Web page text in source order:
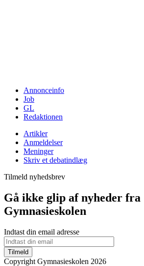
Annonceinfo
Job
GL
Redaktionen
Artikler
Anmeldelser
Meninger
Skriv et debatindlæg
Tilmeld nyhedsbrev
Gå ikke glip af nyheder fra
Gymnasieskolen
Indtast din email adresse
Tilmeld
Copyright Gymnasieskolen 2026